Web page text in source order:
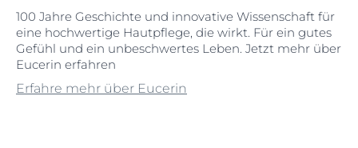
100 Jahre Geschichte und innovative Wissenschaft für
eine hochwertige Hautpflege, die wirkt. Für ein gutes
Gefühl und ein unbeschwertes Leben. Jetzt mehr über
Eucerin erfahren
Erfahre mehr über Eucerin